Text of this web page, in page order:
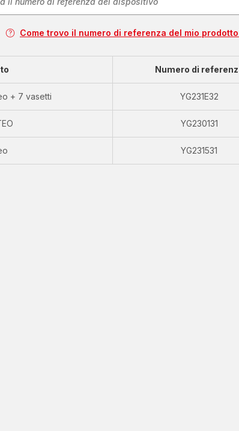
Come trovo il numero di referenza del mio
Numero di
+ 7 vasetti YG231E32
YG230131
YG231531